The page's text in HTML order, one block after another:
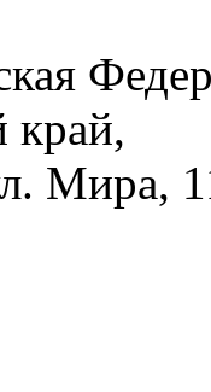
край,
Мира,